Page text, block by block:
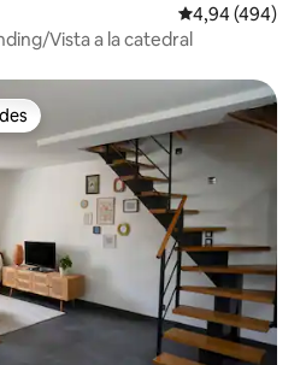
Calificación
4,94 (494)
Vista a la catedral
más destacados